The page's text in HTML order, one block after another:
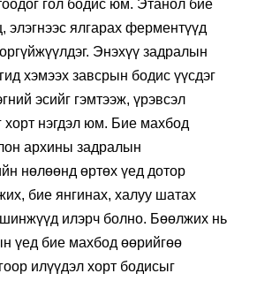
гол бодис юм. Этанол бие
элэгнээс ялгарах ферментүүд
Энэхүү задралын
хэмээх завсрын бодис үүсдэг
эсийг гэмтээж, үрэвсэл
хорт нэгдэл юм. Бие махбод
архины задралын
нөлөөнд өртөх үед дотор
бие янгинах, халуу шатах
илэрч болно. Бөөлжих нь
үед бие махбод өөрийгөө
илүүдэл хорт бодисыг